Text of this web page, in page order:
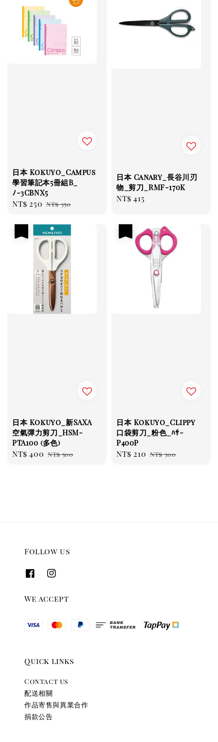
日本 Kokuyo_Campus
學習筆記本5冊組B_
ﾉ-3CBNX5
Sale
NT$ 250 Regular
NT$ 350
日本 Canary_長谷川刃
物_剪刀_RMF-170K
Regular
NT$ 415
日本 Kokuyo_新SAXA
空氣彈力剪刀_HSM-
PTA100 (多色)
Sale
NT$ 400 Regular
NT$ 500
日本 Kokuyo_Clippy
口袋剪刀_粉色_ﾊｻ-
P400P
Sale
NT$ 210 Regular
NT$ 300
Follow us
We accept
Quick links
Contact us
配送相關
作品寄售與異業合作
捐款公告